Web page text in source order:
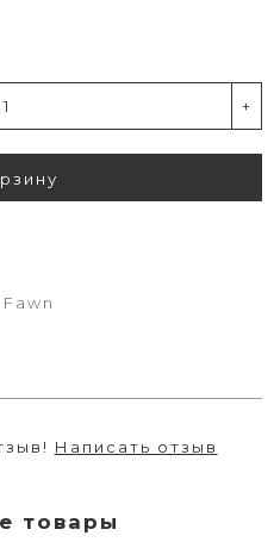
+
Написать отзыв
товары